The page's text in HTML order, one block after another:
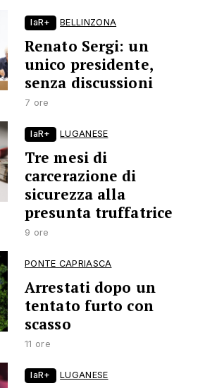
laR+ BELLINZONA
Renato Sergi: un
unico presidente,
senza discussioni
7 ore
laR+ LUGANESE
Tre mesi di
carcerazione di
sicurezza alla
presunta truffatrice
9 ore
PONTE CAPRIASCA
Arrestati dopo un
tentato furto con
scasso
11 ore
laR+ LUGANESE